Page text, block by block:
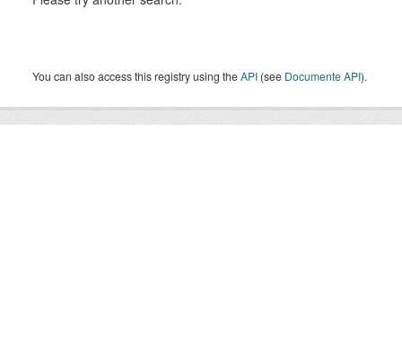
You can also access this registry using theAPI (see Documente API).